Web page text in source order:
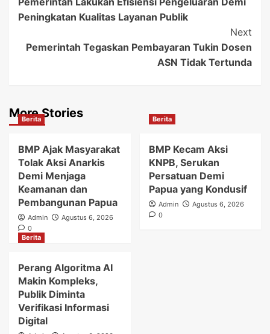
Navigation
Peningkatan Kualitas Layanan Publik
Next
Pemerintah Tegaskan Pembayaran Tukin Dosen
ASN Tidak Tertunda
More Stories
Berita
BMP Ajak Masyarakat
Tolak Aksi Anarkis
Demi Menjaga
Keamanan dan
Pembangunan Papua
Admin
Agustus 6, 2026
0
Berita
BMP Kecam Aksi
KNPB, Serukan
Persatuan Demi
Papua yang Kondusif
Admin
Agustus 6, 2026
0
Berita
Perang Algoritma AI
Makin Kompleks,
Publik Diminta
Verifikasi Informasi
Digital